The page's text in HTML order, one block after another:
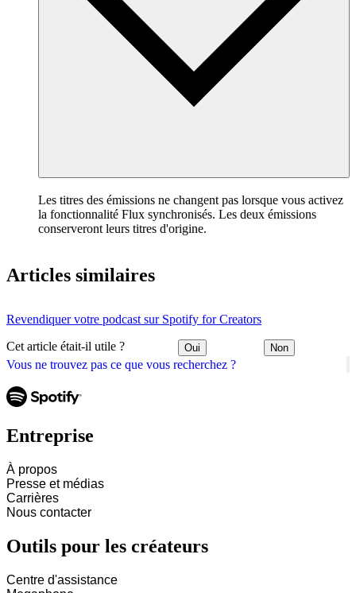
Vous ne trouvez pas ce que vous recherchez ?
Les titres des émissions ne changent pas lorsque vous activez
la fonctionnalité Flux synchronisés. Les deux émissions
conserveront leurs titres d'origine.
Articles similaires
Revendiquer votre podcast sur Spotify for Creators
Cet article était-il utile ? Oui Non
Entreprise
À propos
Presse et médias
Carrières
Nous contacter
Outils pour les créateurs
Centre d'assistance